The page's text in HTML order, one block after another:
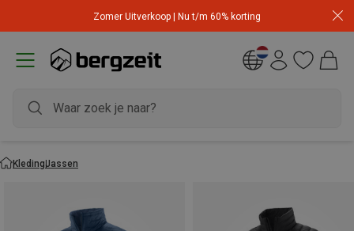
Zomer Uitverkoop | Nu t/m 60% korting
KledingJassen